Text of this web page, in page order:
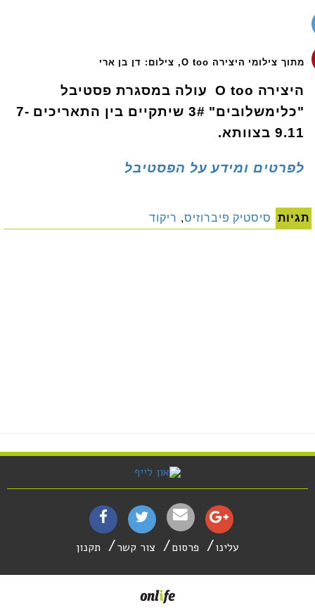
מתוך צילומי היצירה O too, צילום: דן בן ארי
היצירה O too
עולה במסגרת פסטיבל
"כלימשלובים" 3# שיתקיים בין התאריכים 7-
9.11 בצוותא.
לפרטים ומידע על הפסטיבל
תגיות סיסטיק פיברוזיס, ריקוד
עלינו פרסום צור קשר תקנון